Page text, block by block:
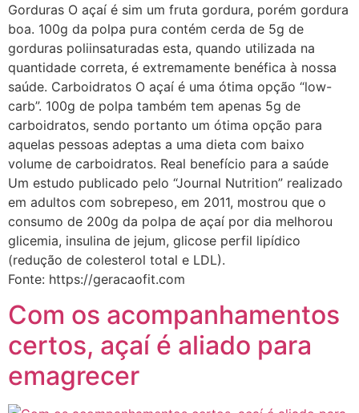
Gorduras O açaí é sim um fruta gordura, porém gordura
boa. 100g da polpa pura contém cerda de 5g de
gorduras poliinsaturadas esta, quando utilizada na
quantidade correta, é extremamente benéfica à nossa
saúde. Carboidratos O açaí é uma ótima opção “low-
carb”. 100g de polpa também tem apenas 5g de
carboidratos, sendo portanto um ótima opção para
aquelas pessoas adeptas a uma dieta com baixo
volume de carboidratos. Real benefício para a saúde
Um estudo publicado pelo “Journal Nutrition” realizado
em adultos com sobrepeso, em 2011, mostrou que o
consumo de 200g da polpa de açaí por dia melhorou
glicemia, insulina de jejum, glicose perfil lipídico
(redução de colesterol total e LDL).
Fonte: https://geracaofit.com
Com os acompanhamentos
certos, açaí é aliado para
emagrecer